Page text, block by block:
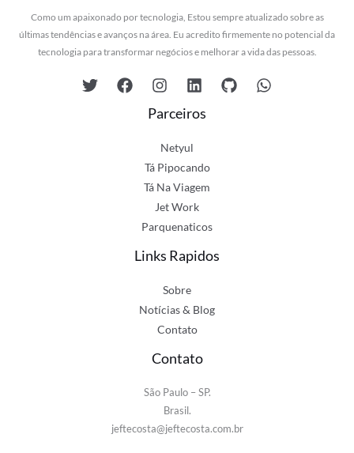
Como um apaixonado por tecnologia, Estou sempre atualizado sobre as
últimas tendências e avanços na área. Eu acredito firmemente no potencial da
tecnologia para transformar negócios e melhorar a vida das pessoas.
Parceiros
Netyul
Tá Pipocando
Tá Na Viagem
Jet Work
Parquenaticos
Links Rapidos
Sobre
Notícias & Blog
Contato
Contato
São Paulo – SP.
Brasil.
jeftecosta@jeftecosta.com.br